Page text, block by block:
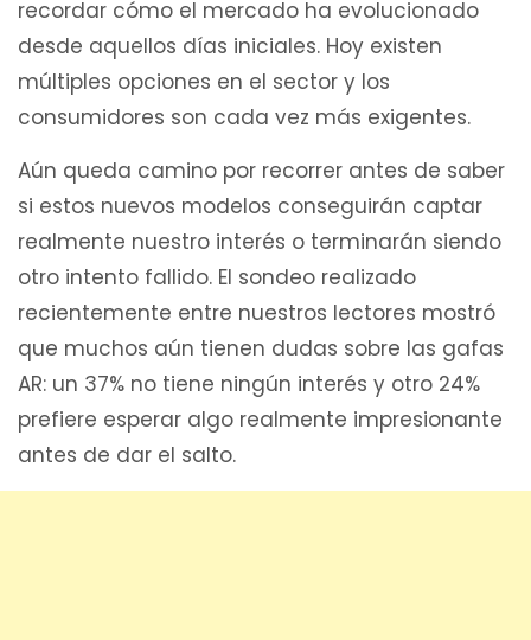
recordar cómo el mercado ha evolucionado
desde aquellos días iniciales. Hoy existen
múltiples opciones en el sector y los
consumidores son cada vez más exigentes.
Aún queda camino por recorrer antes de saber
si estos nuevos modelos conseguirán captar
realmente nuestro interés o terminarán siendo
otro intento fallido. El sondeo realizado
recientemente entre nuestros lectores mostró
que muchos aún tienen dudas sobre las gafas
AR: un 37% no tiene ningún interés y otro 24%
prefiere esperar algo realmente impresionante
antes de dar el salto.